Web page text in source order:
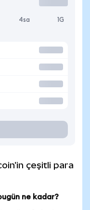
4sa 1G
çeşitli para
ne kadar?